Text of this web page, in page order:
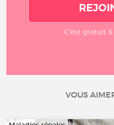
C'est gratuit
VOUS